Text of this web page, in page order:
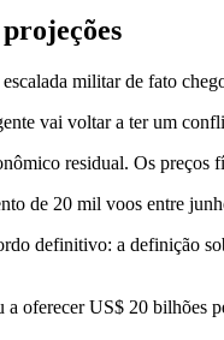
militar de fato
vai voltar a ter um
residual. Os
de 20 mil voos entre
definitivo: a definição
oferecer US$ 20 bilhões